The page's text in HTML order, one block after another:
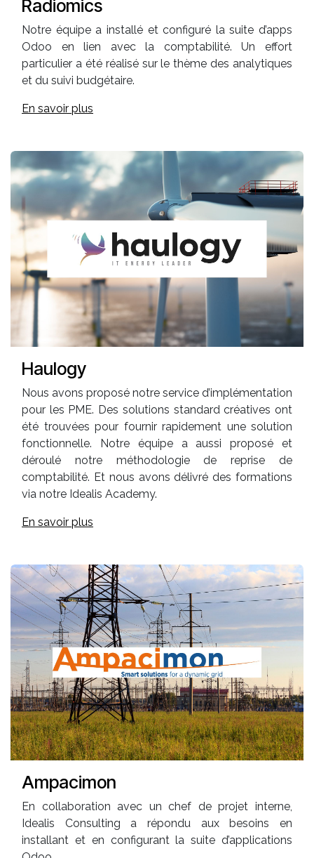
Radiomics
Notre équipe a installé et configuré la suite d’apps
Odoo en lien avec la comptabilité. Un effort
particulier a été réalisé sur le thème des analytiques
et du suivi budgétaire.
En savoir plus
Haulogy
Nous avons proposé notre service d’implémentation
pour les PME. Des solutions standard créatives ont
été trouvées pour fournir rapidement une solution
fonctionnelle. Notre équipe a aussi proposé et
déroulé notre méthodologie de reprise de
comptabilité. Et nous avons délivré des formations
via notre Idealis Academy.
En savoir plus
Ampacimon
En collaboration avec un chef de projet interne,
Idealis Consulting a répondu aux besoins en
installant et en configurant la suite d’applications